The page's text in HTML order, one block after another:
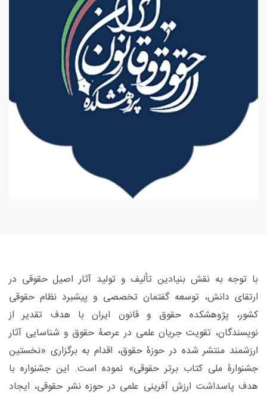
با توجه به نقش بنیادین تألیف و تولید آثار اصیل حقوقی در
ارتقای دانش، توسعه گفتمان تخصصی و پیشبرد نظام حقوقی
کشور، پژوهشکده حقوق و قانون ایران با هدف تقدیر از
نویسندگان، تقویت جریان علمی در عرصۀ حقوق و شناسایی آثار
ارزشمند منتشر شده در حوزۀ حقوق، اقدام به برگزاری «نخستین
جشنوارۀ ملی کتاب برتر حقوقی» نموده است. این جشنواره با
هدف پاسداشت ارزش آفرینی علمی در حوزه نشر حقوقی، ایجاد